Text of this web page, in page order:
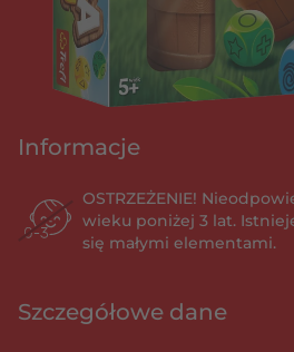
Informacje
OSTRZEŻENIE!
wieku poniżej 3 lat.
się małymi elementami.
Szczegółowe dane